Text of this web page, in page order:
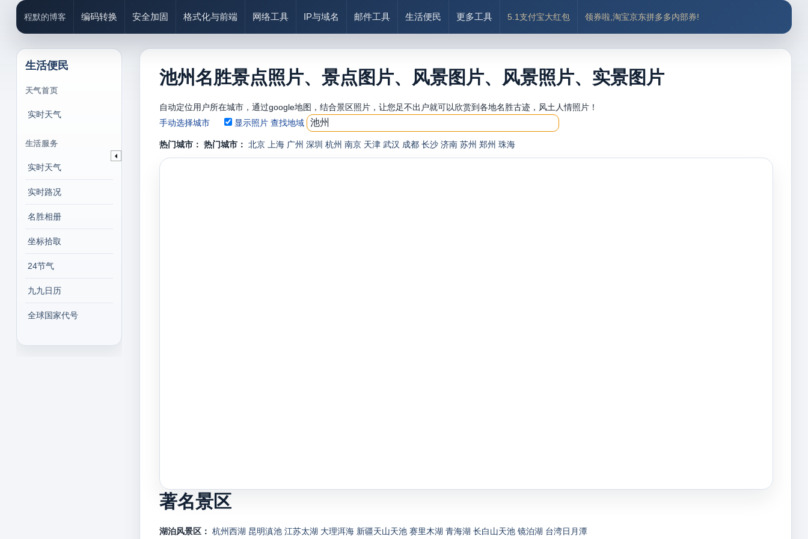
程默的博客 编码转换 安全加固 格式化与前端 网络工具 IP与域名 邮件工具 生活便民 更多工具 5.1支付宝大红包 领券啦,淘宝京东拼多多内部券!
生活便民
天气首页
实时天气
生活服务
实时天气
实时路况
名胜相册
坐标拾取
24节气
九九日历
全球国家代号
池州名胜景点照片、景点图片、风景图片、风景照片、实景图片
自动定位用户所在城市，通过google地图，结合景区照片，让您足不出户就可以欣赏到各地名胜古迹，风土人情照片！
手动选择城市
显示照片 查找地域
热门城市： 热门城市： 北京 上海 广州 深圳 杭州 南京 天津 武汉 成都 长沙 济南 苏州 郑州 珠海
著名景区
湖泊风景区： 杭州西湖 昆明滇池 江苏太湖 大理洱海 新疆天山天池 赛里木湖 青海湖 长白山天池 镜泊湖 台湾日月潭